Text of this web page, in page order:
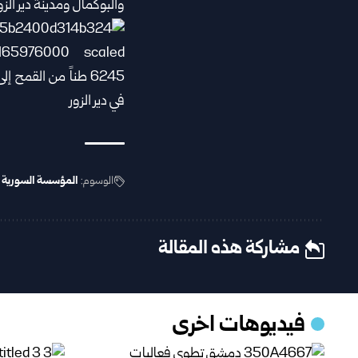
والبوكمال ومدينة دير
الوسوم: المؤسسة
مشاركة هذه المقالة
فيديوهات اخرى